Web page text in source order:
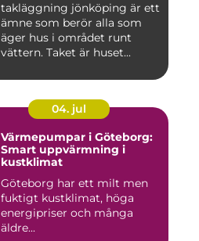
takläggning jönköping är ett
ämne som berör alla som
äger hus i området runt
vättern. Taket är huset...
04. jul
Värmepumpar i Göteborg:
Smart uppvärmning i
kustklimat
Göteborg har ett milt men
fuktigt kustklimat, höga
energipriser och många
äldre...